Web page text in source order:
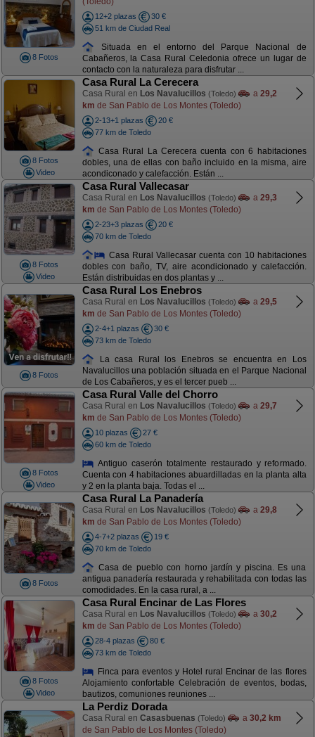
8 Fotos
12+2 plazas
30 €
51 km de Ciudad Real
Situada en el entorno del Parque Nacional de
Cabañeros, la Casa Rural Celedonia ofrece un lugar de
contacto con la naturaleza para disfrutar ...
8 Fotos
Video
Casa Rural La Cerecera
Casa Rural en Los Navalucillos (Toledo) a 29,2
km de San Pablo de Los Montes (Toledo)
2-13+1 plazas
20 €
77 km de Toledo
Casa Rural La Cerecera cuenta con 6 habitaciones
dobles, una de ellas con baño incluido en la misma, aire
acondiconado y calefacción. Están ...
8 Fotos
Video
Casa Rural Vallecasar
Casa Rural en Los Navalucillos (Toledo) a 29,3
km de San Pablo de Los Montes (Toledo)
2-23+3 plazas
20 €
70 km de Toledo
Casa Rural Vallecasar cuenta con 10 habitaciones
dobles con baño, TV, aire acondicionado y calefacción.
Están distribuidas en dos plantas y ...
8 Fotos
Casa Rural Los Enebros
Casa Rural en Los Navalucillos (Toledo) a 29,5
km de San Pablo de Los Montes (Toledo)
2-4+1 plazas
30 €
73 km de Toledo
La casa Rural los Enebros se encuentra en Los
Navalucillos una población situada en el Parque Nacional
de Los Cabañeros, y es el tercer pueb ...
8 Fotos
Video
Casa Rural Valle del Chorro
Casa Rural en Los Navalucillos (Toledo) a 29,7
km de San Pablo de Los Montes (Toledo)
10 plazas
27 €
60 km de Toledo
Antiguo caserón totalmente restaurado y reformado.
Cuenta con 4 habitaciones abuardilladas en la planta alta
y 2 en la planta baja. Todas el ...
8 Fotos
Casa Rural La Panadería
Casa Rural en Los Navalucillos (Toledo) a 29,8
km de San Pablo de Los Montes (Toledo)
4-7+2 plazas
19 €
70 km de Toledo
Casa de pueblo con horno jardín y piscina. Es una
antigua panadería restaurada y rehabilitada con todas las
comodidades. En la casa rural, a ...
8 Fotos
Video
Casa Rural Encinar de Las Flores
Casa Rural en Los Navalucillos (Toledo) a 30,2
km de San Pablo de Los Montes (Toledo)
28-4 plazas
80 €
73 km de Toledo
Finca para eventos y Hotel rural Encinar de las flores
Alojamiento confortable Celebración de eventos, bodas,
bautizos, comuniones reuniones ...
La Perdiz Dorada
Casa Rural en Casasbuenas (Toledo) a 30,2 km
de San Pablo de Los Montes (Toledo)